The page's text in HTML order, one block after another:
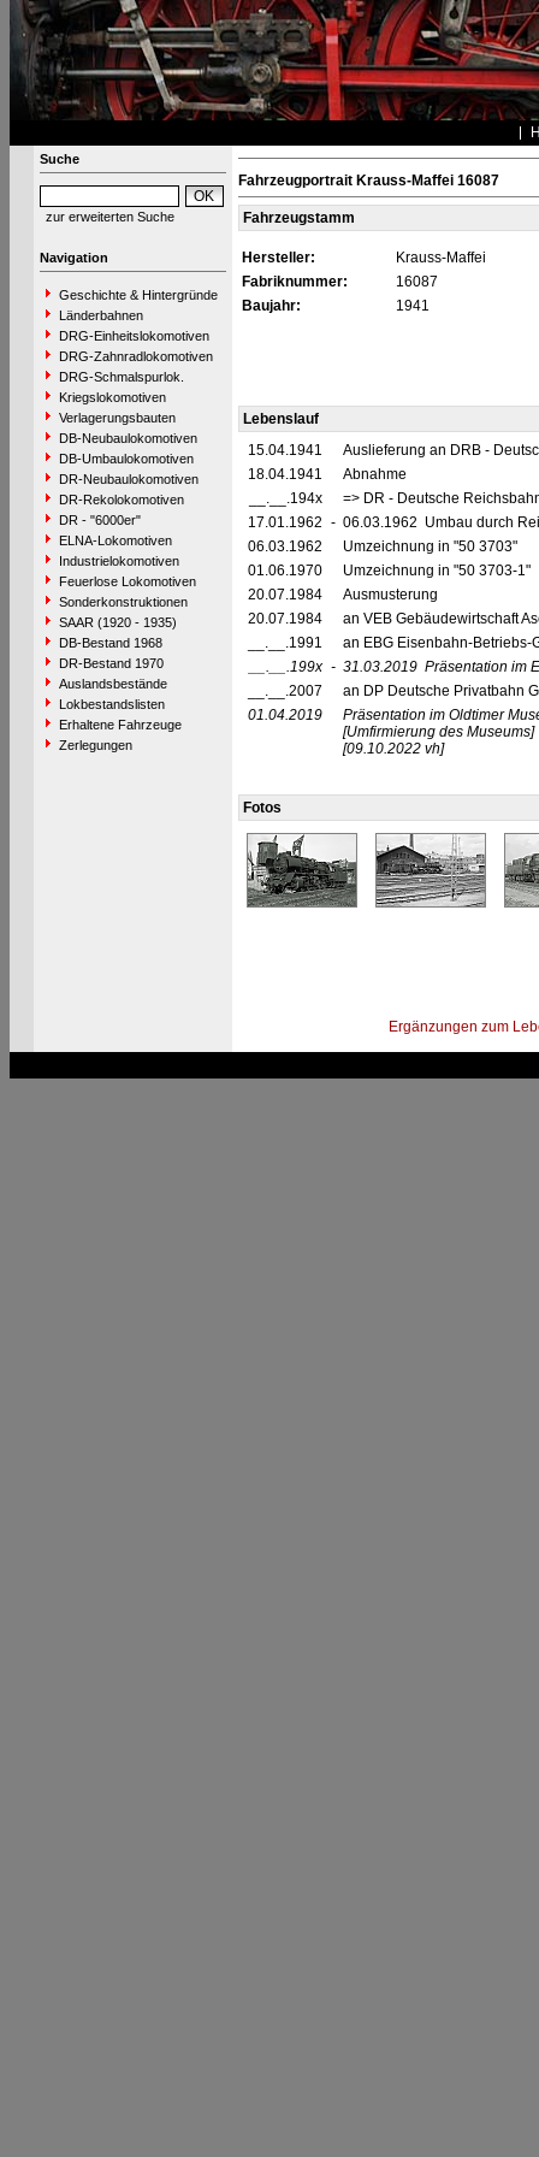
Suche
zur erweiterten Suche
Navigation
Geschichte & Hintergründe
Länderbahnen
DRG-Einheitslokomotiven
DRG-Zahnradlokomotiven
DRG-Schmalspurlok.
Kriegslokomotiven
Verlagerungsbauten
DB-Neubaulokomotiven
DB-Umbaulokomotiven
DR-Neubaulokomotiven
DR-Rekolokomotiven
DR - "6000er"
ELNA-Lokomotiven
Industrielokomotiven
Feuerlose Lokomotiven
Sonderkonstruktionen
SAAR (1920 - 1935)
DB-Bestand 1968
DR-Bestand 1970
Auslandsbestände
Lokbestandslisten
Erhaltene Fahrzeuge
Zerlegungen
Fahrzeugportrait Krauss-Maffei 16087
Fahrzeugstamm
Hersteller:
Krauss-Maffei
Fabriknummer:
16087
Baujahr:
1941
Lebenslauf
15.04.1941
Auslieferung an DRB -
18.04.1941
Abnahme
__.__.194x
=> DR - Deutsche
17.01.1962 - 06.03.1962 Umbau durch
06.03.1962
Umzeichnung in "50 3703"
01.06.1970
Umzeichnung in "50 3703-1"
20.07.1984
Ausmusterung
20.07.1984
an VEB Gebäudewirtschaft
__.__.1991
an EBG Eisenbahn-
__.__.199x - 31.03.2019 Präsentation im
__.__.2007
an DP Deutsche Privatbahn
01.04.2019
Präsentation im Oldtimer
[Umfirmierung des Museums]
[09.10.2022 vh]
Fotos
Ergänzungen zum